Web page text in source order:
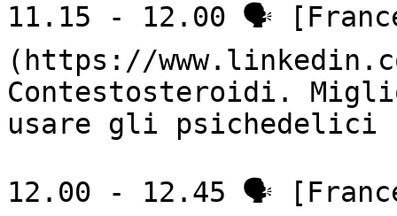
11.15 - 12.00 🗣
(https://
Contestosteroidi.
usare gli psichedelici
12.00 - 12.45 🗣